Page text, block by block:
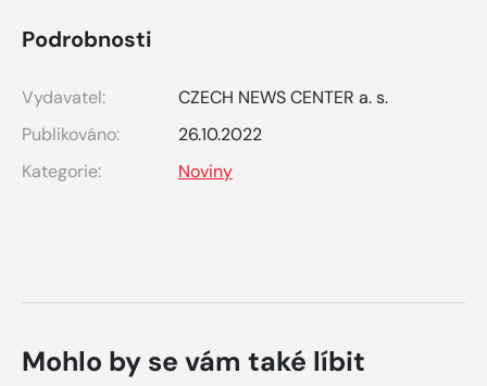
Podrobnosti
Vydavatel:
CZECH NEWS CENTER a. s.
Publikováno:
26.10.2022
Kategorie:
Noviny
Mohlo by se vám také líbit